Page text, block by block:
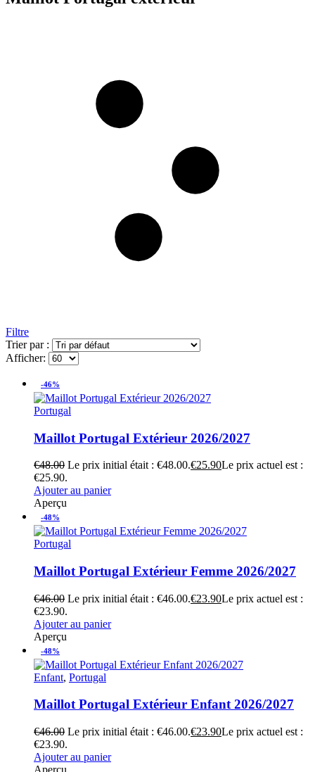
Filtre
Trier par :
Afficher:
-46%
Portugal
Maillot Portugal Extérieur 2026/2027
€48.00 Le prix initial était : €48.00.€25.90Le prix actuel est :
€25.90.
Ajouter au panier
Aperçu
-48%
Portugal
Maillot Portugal Extérieur Femme 2026/2027
€46.00 Le prix initial était : €46.00.€23.90Le prix actuel est :
€23.90.
Ajouter au panier
Aperçu
-48%
Enfant, Portugal
Maillot Portugal Extérieur Enfant 2026/2027
€46.00 Le prix initial était : €46.00.€23.90Le prix actuel est :
€23.90.
Ajouter au panier